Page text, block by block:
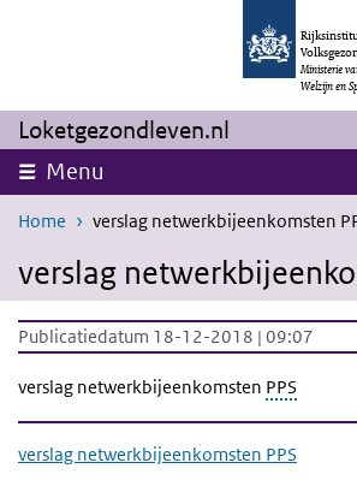
Overslaan en naar de inhoud gaan
Ministerie
Welzijn en
Loketgezondleven.nl
Menu
Home verslag netwerkbijeenkomsten
verslag
Publicatiedatum 18-12-2018 | 09:07
verslag netwerkbijeenkomsten PPS
verslag netwerkbijeenkomsten PPS